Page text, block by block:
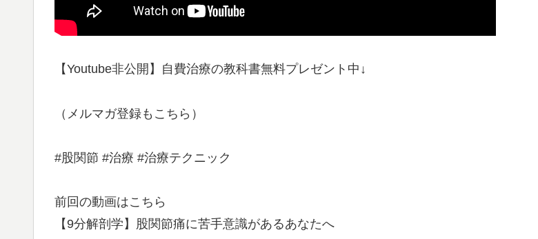
【Youtube非公開】自費治療の教科書無料プレゼント中↓
（メルマガ登録もこちら）
#股関節 #治療 #治療テクニック
前回の動画はこちら
【9分解剖学】股関節痛に苦手意識があるあなたへ